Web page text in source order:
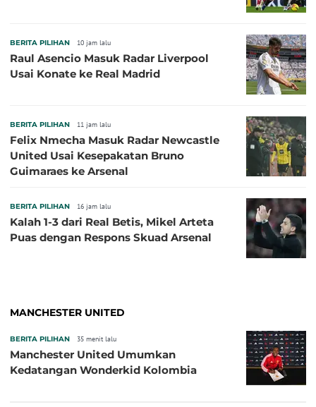
BERITA PILIHAN 10 jam lalu
Raul Asencio Masuk Radar Liverpool
Usai Konate ke Real Madrid
BERITA PILIHAN 11 jam lalu
Felix Nmecha Masuk Radar Newcastle
United Usai Kesepakatan Bruno
Guimaraes ke Arsenal
BERITA PILIHAN 16 jam lalu
Kalah 1-3 dari Real Betis, Mikel Arteta
Puas dengan Respons Skuad Arsenal
MANCHESTER UNITED
BERITA PILIHAN 35 menit lalu
Manchester United Umumkan
Kedatangan Wonderkid Kolombia